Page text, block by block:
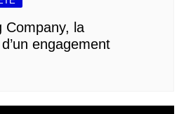
Company, la
engagement